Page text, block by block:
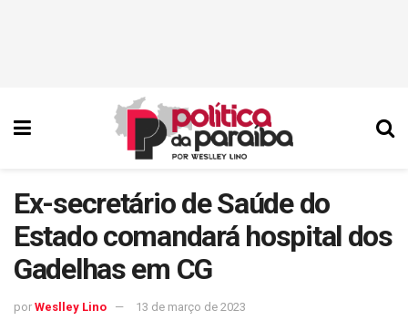
Ex-secretário de Saúde do
Estado comandará hospital dos
Gadelhas em CG
por Weslley Lino 13 de março de 2023